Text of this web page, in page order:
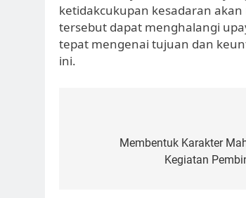
ketidakcukupan kesadaran
tersebut dapat menghalangi
tepat mengenai tujuan dan
ini.
navigation
Membentuk Karakter
Kegiatan